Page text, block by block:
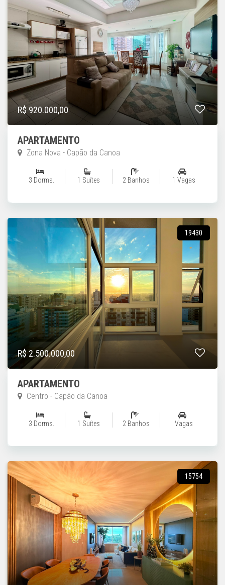
R$ 920.000,00
APARTAMENTO
Zona Nova - Capão da Canoa
3 Dorms. 1 Suítes 2 Banhos 1 Vagas
19430
R$ 2.500.000,00
APARTAMENTO
Centro - Capão da Canoa
3 Dorms. 1 Suítes 2 Banhos Vagas
15754